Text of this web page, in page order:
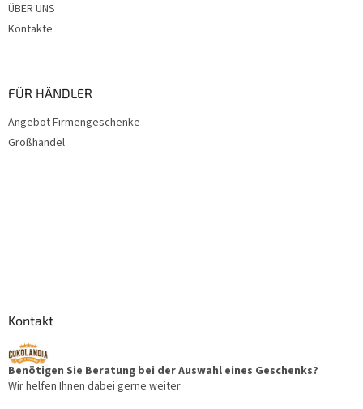
ÜBER UNS
Kontakte
FÜR HÄNDLER
Angebot Firmengeschenke
Großhandel
Kontakt
Benötigen Sie Beratung bei der Auswahl eines Geschenks?
Wir helfen Ihnen dabei gerne weiter